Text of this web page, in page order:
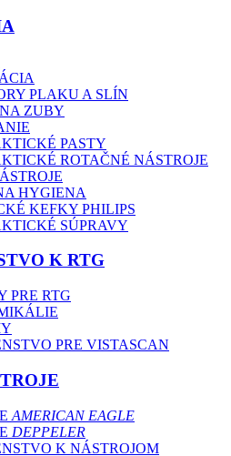
PLAKU A SLÍN
ZUBY
PASTY
ROTAČNÉ NÁSTROJE
HYGIENA
KEFKY PHILIPS
SÚPRAVY
K RTG
PRE RTG
PRE VISTASCAN
AMERICAN EAGLE
DEPPELER
K NÁSTROJOM